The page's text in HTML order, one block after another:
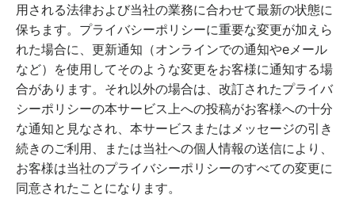
用される法律および当社の業務に合わせて最新の状態に
保ちます。プライバシーポリシーに重要な変更が加えら
れた場合に、更新通知（オンラインでの通知やeメール
など）を使用してそのような変更をお客様に通知する場
合があります。それ以外の場合は、改訂されたプライバ
シーポリシーの本サービス上への投稿がお客様への十分
な通知と見なされ、本サービスまたはメッセージの引き
続きのご利用、または当社への個人情報の送信により、
お客様は当社のプライバシーポリシーのすべての変更に
同意されたことになります。